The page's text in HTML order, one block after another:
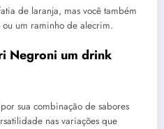
de laranja, mas você também
um raminho de alecrim.
Negroni um drink
sua combinação de sabores
nas variações que